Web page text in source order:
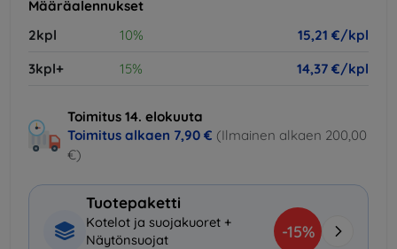
Määräalennukset
2kpl
10%
15,21 €/kpl
3kpl+
15% 14,37 €/kpl
Toimitus 14. elokuuta
Toimitus alkaen 7,90 € (Ilmainen alkaen 200,00
€)
Tuotepaketti
Kotelot ja suojakuoret +
Näytönsuojat
-15%